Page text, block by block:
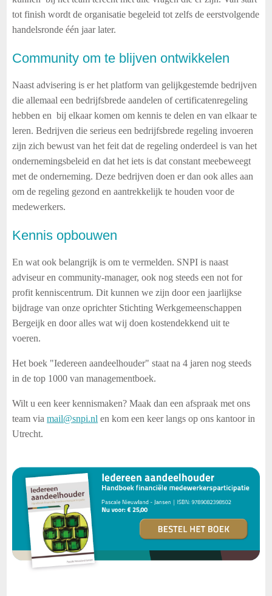
tot finish wordt de organisatie begeleid tot zelfs de eerstvolgende
handelsronde één jaar later.
Community om te blijven ontwikkelen
Naast advisering is er het platform van gelijkgestemde bedrijven
die allemaal een bedrijfsbrede aandelen of certificatenregeling
hebben en bij elkaar komen om kennis te delen en van elkaar te
leren. Bedrijven die serieus een bedrijfsbrede regeling invoeren
zijn zich bewust van het feit dat de regeling onderdeel is van het
ondernemingsbeleid en dat het iets is dat constant meebeweegt
met de onderneming. Deze bedrijven doen er dan ook alles aan
om de regeling gezond en aantrekkelijk te houden voor de
medewerkers.
Kennis opbouwen
En wat ook belangrijk is om te vermelden. SNPI is naast
adviseur en community-manager, ook nog steeds een not for
profit kenniscentrum. Dit kunnen we zijn door een jaarlijkse
bijdrage van onze oprichter Stichting Werkgemeenschappen
Bergeijk en door alles wat wij doen kostendekkend uit te
voeren.
Het boek "Iedereen aandeelhouder" staat na 4 jaren nog steeds
in de top 1000 van managementboek.
Wilt u een keer kennismaken? Maak dan een afspraak met ons
team viamail@snpi.nl en kom een keer langs op ons kantoor in
Utrecht.